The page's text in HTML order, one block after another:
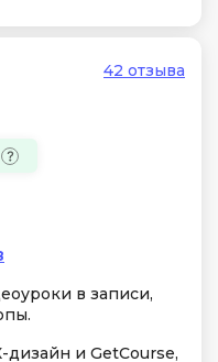
42 отзыва
в записи,
дизайн и GetCourse,